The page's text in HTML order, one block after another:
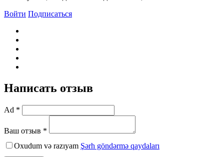
Войти Подписаться
Написать отзыв
Ad *
Ваш отзыв *
Oxudum və razıyam Şərh göndərmə qaydaları